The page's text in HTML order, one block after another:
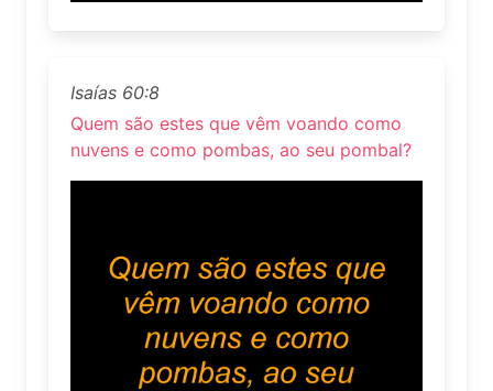
Isaías 60:8
Quem são estes que vêm voando como
nuvens e como pombas, ao seu pombal?